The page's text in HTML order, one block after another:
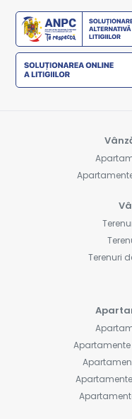
Terenuri
Apartamente